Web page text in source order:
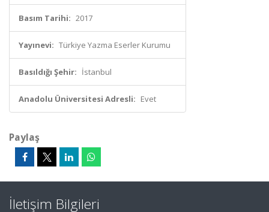
Basım Tarihi: 2017
Yayınevi: Türkiye Yazma Eserler Kurumu
Basıldığı Şehir: İstanbul
Anadolu Üniversitesi Adresli: Evet
Paylaş
İletişim Bilgileri